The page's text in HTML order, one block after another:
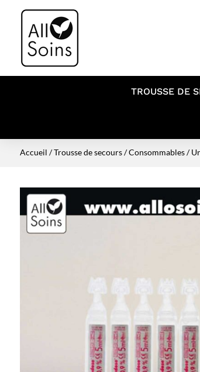
TROUSSE DE
Accueil /Trousse de secours/Consommables/